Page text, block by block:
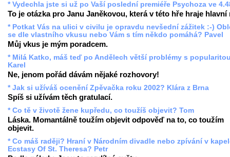
* Vydechla jste si už po Vaší poslední premiéře Psychoza ve
To je otázka pro Janu Janěkovou, která v této hře hraje hlavní
* Potkat Vás na ulici v civilu je opravdu nevšední zážitek :-)
se dle vlastního vkusu nebo Vám s tím někdo pomáhá? Pavel
Můj vkus je mým poradcem.
* Milá Katko, máš teď po Andělech větší problémy s
Karel
Ne, jenom pořád dávám nějaké rozhovory!
* Jak si užíváš ocenění Zpěvačka roku 2002? Klára z Brna
Spíš si užívám těch gratulací.
* Co tě v životě žene kupředu, co toužíš objevit? Tom
Láska. Momantálně toužím objevit odpověď na to, co toužím
objevit.
* Co máš raději? Hraní v Národním divadle nebo zpívání v
Ecstasy Of St. Theresa? Petr